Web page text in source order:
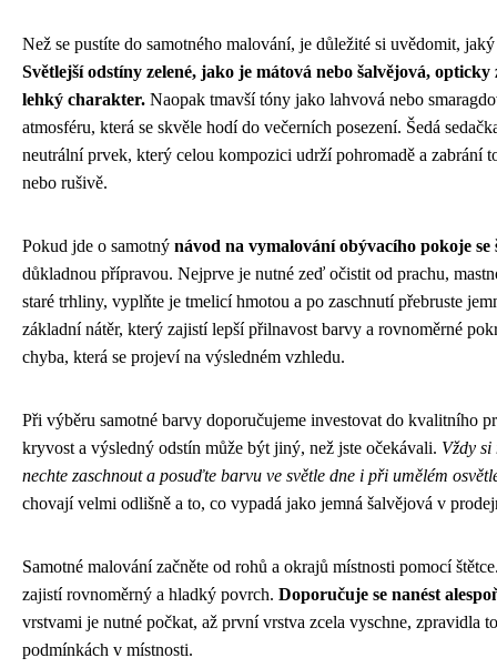
Než se pustíte do samotného malování, je důležité si uvědomit,
Světlejší odstíny zelené, jako je mátová nebo šalvějová,
lehký charakter. Naopak tmavší tóny jako lahvová nebo
atmosféru, která se skvěle hodí do večerních posezení. Šedá
neutrální prvek, který celou kompozici udrží pohromadě a zabrání
nebo rušivě.
Pokud jde o samotný návod na vymalování obývacího pokoje se
důkladnou přípravou. Nejprve je nutné zeď očistit od prachu,
staré trhliny, vyplňte je tmelicí hmotou a po zaschnutí přebruste
základní nátěr, který zajistí lepší přilnavost barvy a rovnoměrné
chyba, která se projeví na výsledném vzhledu.
Při výběru samotné barvy doporučujeme investovat do kvalitního
kryvost a výsledný odstín může být jiný, než jste očekávali. Vždy si
nechte zaschnout a posuďte barvu ve světle dne i při umělém
chovají velmi odlišně a to, co vypadá jako jemná šalvějová v
Samotné malování začněte od rohů a okrajů místnosti pomocí
zajistí rovnoměrný a hladký povrch. Doporučuje se nanést
vrstvami je nutné počkat, až první vrstva zcela vyschne, zpravidla
podmínkách v místnosti.